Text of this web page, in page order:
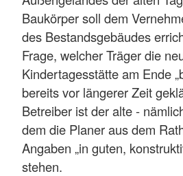
Baukörper soll dem
des Bestandsgebäudes
Frage, welcher Träger die
Kindertagesstätte am Ende
bereits vor längerer Zeit
Betreiber ist der alte -
dem die Planer aus dem
Angaben „in guten,
stehen.